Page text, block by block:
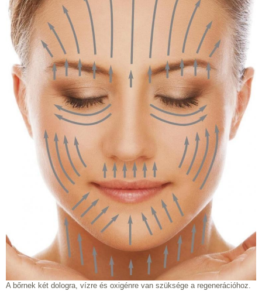
A bőrnek két dologra, vízre és oxigénre van szüksége a regenerációhoz.